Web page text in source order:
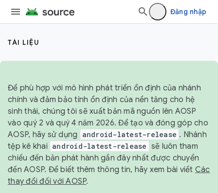
Đăng nhập
TÀI LIỆU
Để phù hợp với mô hình phát triển ổn định của nhánh
chính và đảm bảo tính ổn định của nền tảng cho hệ
sinh thái, chúng tôi sẽ xuất bản mã nguồn lên AOSP
vào quý 2 và quý 4 năm 2026. Để tạo và đóng góp cho
AOSP, hãy sử dụng
android-latest-release . Nhánh
tệp kê khai android-latest-release sẽ luôn tham
chiếu đến bản phát hành gần đây nhất được chuyển
đến AOSP. Để biết thêm thông tin, hãy xem bài viết Các
thay đổi đối với AOSP.